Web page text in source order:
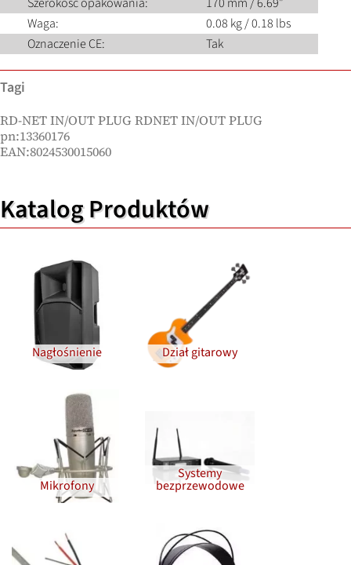
Waga:
0.08 kg / 0.18 lbs
Oznaczenie CE:
Tak
Tagi
RD-NET IN/OUT PLUG RDNET IN/OUT PLUG
pn:13360176
EAN:8024530015060
Katalog Produktów
Nagłośnienie Dział gitarowy
Mikrofony
Systemy
bezprzewodowe